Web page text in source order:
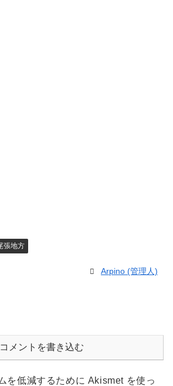
張地方
Arpino (管理人)
コメントを書き込む
を低減するために Akismet を使っ